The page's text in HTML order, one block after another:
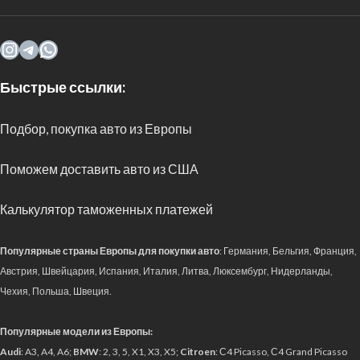
Быстрые ссылки:
Подбор, покупка авто из Европы
Поможем доставить авто из США
Калькулятор таможенных платежей
Популярные страны Европы для покупки авто: Германия, Бельгия, Франция,
Австрия, Швейцария, Испания, Италия, Литва, Люксембург, Нидерланды,
Чехия, Польша, Швеция.
Популярные модели из Европы:
Audi: A3, A4, A6; BMW: 2, 3, 5, X1, X3, X5; Citroen: С4 Picasso, С4 Grand Picasso